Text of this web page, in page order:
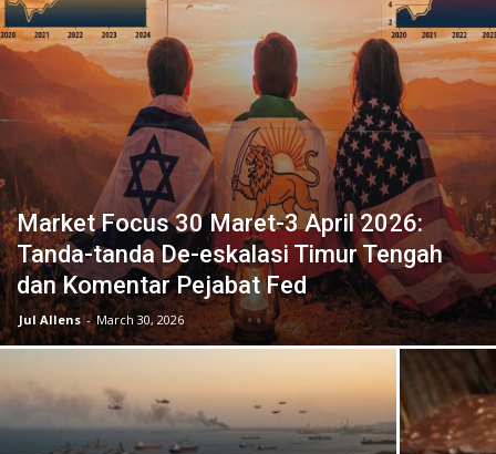
Market Focus 30 Maret-3 April 2026:
Tanda-tanda De-eskalasi Timur Tengah
dan Komentar Pejabat Fed
Jul Allens - March 30, 2026